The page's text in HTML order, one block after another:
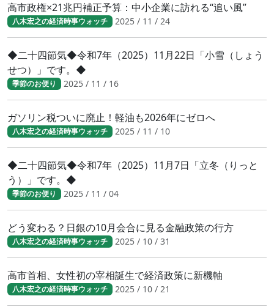
高市政権×21兆円補正予算：中小企業に訪れる“追い風”
八木宏之の経済時事ウォッチ 2025 / 11 / 24
◆二十四節気◆令和7年（2025）11月22日「小雪（しょう
せつ）」です。◆
季節のお便り 2025 / 11 / 16
ガソリン税ついに廃止！軽油も2026年にゼロへ
八木宏之の経済時事ウォッチ 2025 / 11 / 10
◆二十四節気◆令和7年（2025）11月7日「立冬（りっと
う）」です。◆
季節のお便り 2025 / 11 / 04
どう変わる？日銀の10月会合に見る金融政策の行方
八木宏之の経済時事ウォッチ 2025 / 10 / 31
高市首相、女性初の宰相誕生で経済政策に新機軸
八木宏之の経済時事ウォッチ 2025 / 10 / 21